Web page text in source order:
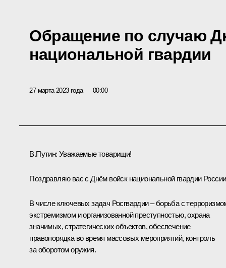
Обращение по случаю
национальной гвардии
27 марта 2023 года 00:00
В.Путин: Уважаемые товарищи!
Поздравляю вас с Днём войск национальной гвардии
В числе ключевых задач Росгвардии – борьба с
экстремизмом и организованной преступностью, охрана
значимых, стратегических объектов, обеспечение
правопорядка во время массовых мероприятий, контроль
за оборотом оружия.